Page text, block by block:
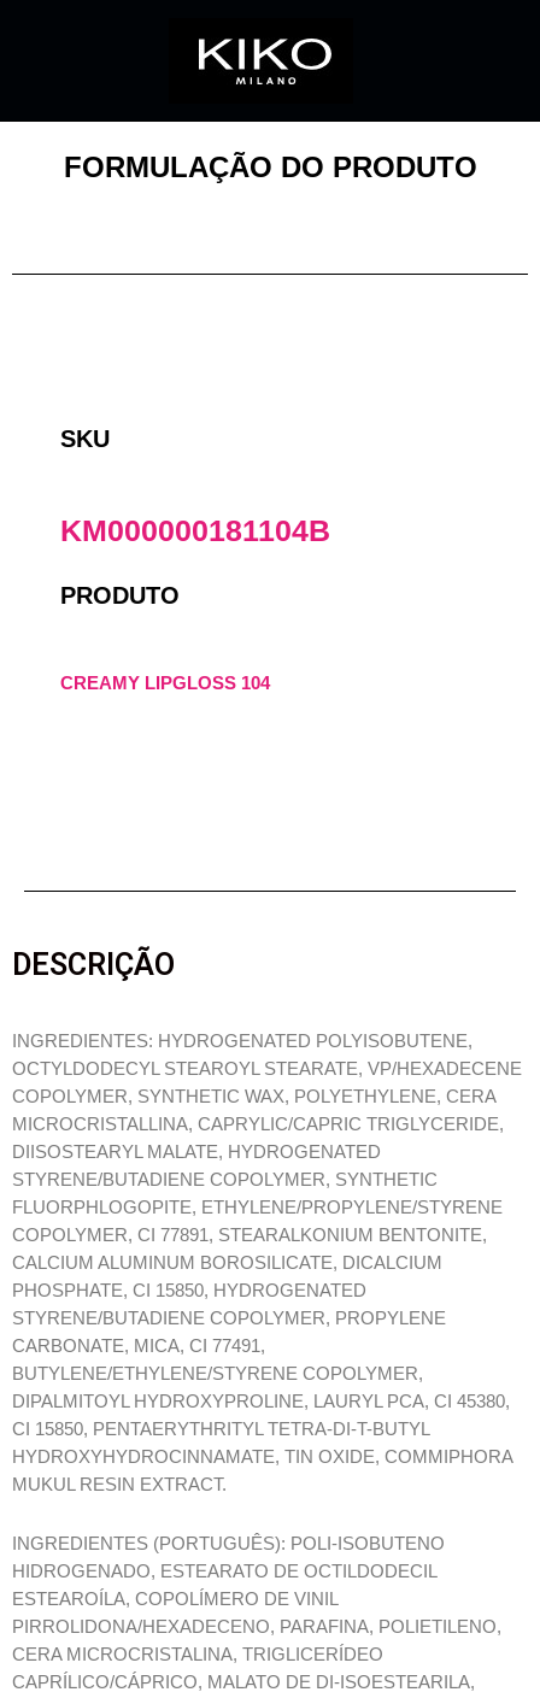
FORMULAÇÃO DO PRODUTO
SKU
KM000000181104B
PRODUTO
CREAMY LIPGLOSS 104
DESCRIÇÃO
INGREDIENTES: HYDROGENATED POLYISOBUTENE,
OCTYLDODECYL STEAROYL STEARATE, VP/HEXADECENE
COPOLYMER, SYNTHETIC WAX, POLYETHYLENE, CERA
MICROCRISTALLINA, CAPRYLIC/CAPRIC TRIGLYCERIDE,
DIISOSTEARYL MALATE, HYDROGENATED
STYRENE/BUTADIENE COPOLYMER, SYNTHETIC
FLUORPHLOGOPITE, ETHYLENE/PROPYLENE/STYRENE
COPOLYMER, CI 77891, STEARALKONIUM BENTONITE,
CALCIUM ALUMINUM BOROSILICATE, DICALCIUM
PHOSPHATE, CI 15850, HYDROGENATED
STYRENE/BUTADIENE COPOLYMER, PROPYLENE
CARBONATE, MICA, CI 77491,
BUTYLENE/ETHYLENE/STYRENE COPOLYMER,
DIPALMITOYL HYDROXYPROLINE, LAURYL PCA, CI 45380,
CI 15850, PENTAERYTHRITYL TETRA-DI-T-BUTYL
HYDROXYHYDROCINNAMATE, TIN OXIDE, COMMIPHORA
MUKUL RESIN EXTRACT.
INGREDIENTES (PORTUGUÊS): POLI-ISOBUTENO
HIDROGENADO, ESTEARATO DE OCTILDODECIL
ESTEAROÍLA, COPOLÍMERO DE VINIL
PIRROLIDONA/HEXADECENO, PARAFINA, POLIETILENO,
CERA MICROCRISTALINA, TRIGLICERÍDEO
CAPRÍLICO/CÁPRICO, MALATO DE DI-ISOESTEARILA,